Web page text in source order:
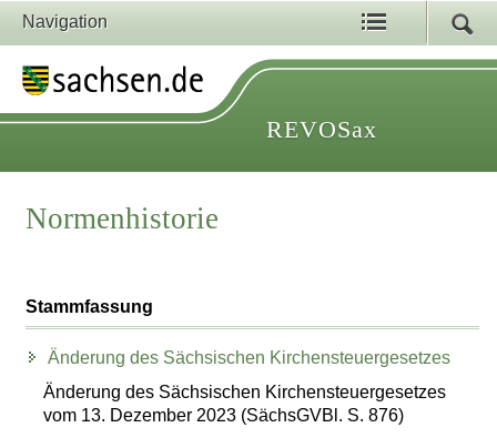
Navigation
REVOSax
Normenhistorie
Stammfassung
Änderung des Sächsischen Kirchensteuergesetzes
Änderung des Sächsischen Kirchensteuergesetzes
vom 13. Dezember 2023 (SächsGVBl. S. 876)